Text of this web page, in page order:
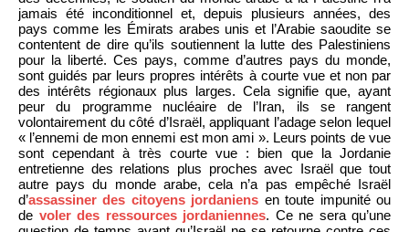
jamais été inconditionnel et, depuis plusieurs années, des
pays comme les Émirats arabes unis et l’Arabie saoudite se
contentent de dire qu’ils soutiennent la lutte des Palestiniens
pour la liberté. Ces pays, comme d’autres pays du monde,
sont guidés par leurs propres intérêts à courte vue et non par
des intérêts régionaux plus larges. Cela signifie que, ayant
peur du programme nucléaire de l’Iran, ils se rangent
volontairement du côté d’Israël, appliquant l’adage selon lequel
« l’ennemi de mon ennemi est mon ami ». Leurs points de vue
sont cependant à très courte vue : bien que la Jordanie
entretienne des relations plus proches avec Israël que tout
autre pays du monde arabe, cela n’a pas empêché Israël
d’assassiner des citoyens jordaniens en toute impunité ou
de voler des ressources jordaniennes. Ce ne sera qu’une